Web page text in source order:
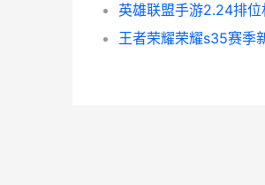
英雄联盟手游2.24排